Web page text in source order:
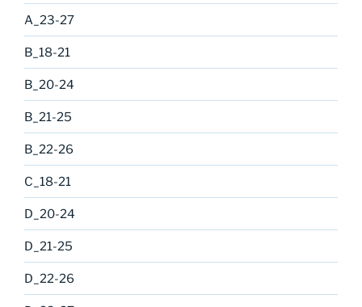
A_23-27
B_18-21
B_20-24
B_21-25
B_22-26
C_18-21
D_20-24
D_21-25
D_22-26